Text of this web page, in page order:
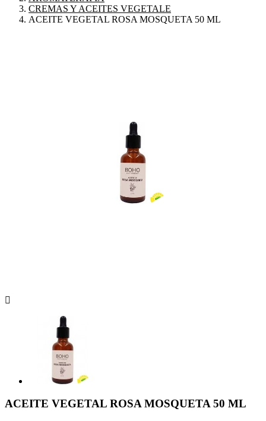
CREMAS Y ACEITES VEGETALE
ACEITE VEGETAL ROSA MOSQUETA 50 ML

ACEITE VEGETAL ROSA MOSQUETA 50 ML